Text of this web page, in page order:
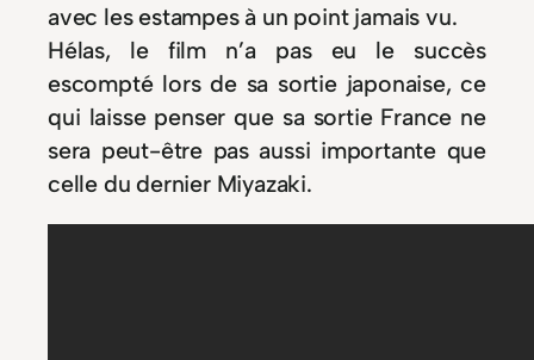
avec les estampes à un point jamais vu.
Hélas, le film n’a pas eu le succès
escompté lors de sa sortie japonaise, ce
qui laisse penser que sa sortie France ne
sera peut-être pas aussi importante que
celle du dernier Miyazaki.